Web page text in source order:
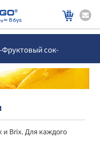
86ys
сок-
и Brix. Для каждого